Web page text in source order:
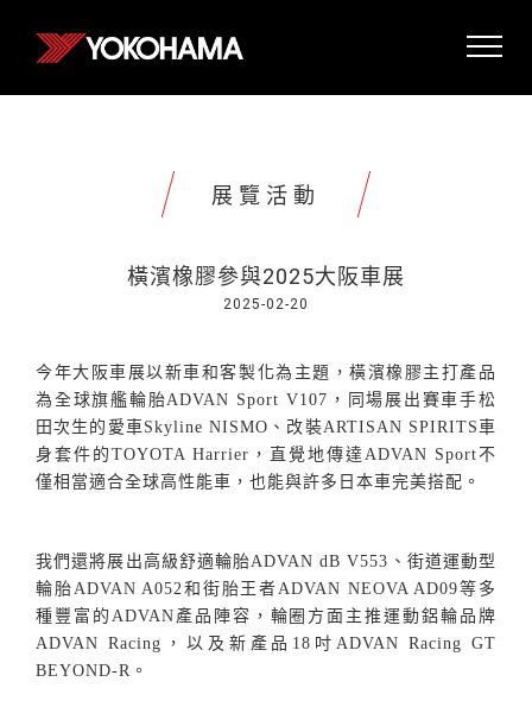
展覽活動
橫濱橡膠參與2025大阪車展
2025-02-20
今年大阪車展以新車和客製化為主題，橫濱橡膠主打產品
為全球旗艦輪胎ADVAN Sport V107 ，同場展出賽車手松
田次生的愛車 Skyline NISMO 、改裝ARTISAN SPIRITS 車
身套件的 TOYOTA Harrier ，直覺地傳達 ADVAN Sport不
僅相當適合全球高性能車，也能與許多日本車完美搭配。
我們還將展出高級舒適輪胎ADVAN dB V553 、街道運動型
輪胎 ADVAN A052 和街胎王者 ADVAN NEOVA AD09等多
種豐富的 ADVAN 產品陣容，輪圈方面主推運動鋁輪品牌
ADVAN Racing ，以及新產品 18 吋 ADVAN Racing GT
BEYOND-R 。